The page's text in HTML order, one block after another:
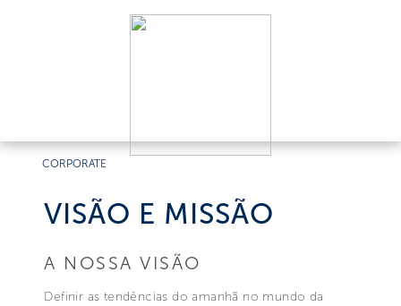
CORPORATE
VISÃO E MISSÃO
A NOSSA VISÃO
Definir as tendências do amanhã no mundo da